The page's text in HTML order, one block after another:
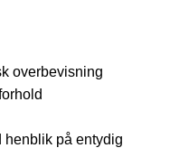
overbevisning
henblik på entydig